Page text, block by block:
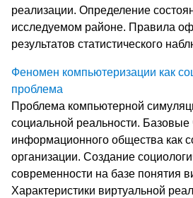
реализации. Определение
исследуемом районе. Правила
результатов статистического
Феномен компьютеризации как
проблема
Проблема компьютерной
социальной реальности. Базовые
информационного общества как
организации. Создание
современности на базе понятия
Характеристики виртуальной